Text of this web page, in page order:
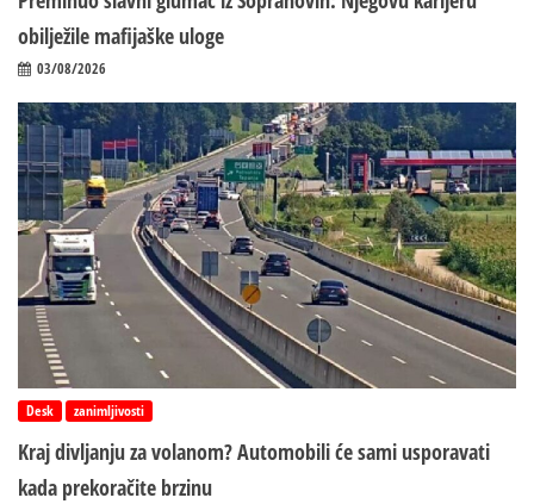
obilježile mafijaške uloge
03/08/2026
Desk zanimljivosti
Kraj divljanju za volanom? Automobili će sami usporavati
kada prekoračite brzinu